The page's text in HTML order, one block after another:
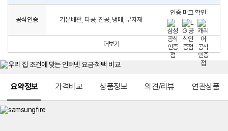
구
시
생
는
치
비
컨
설
공식인증 기본배관, 타공, 진공, 냉매, 부자재
인증 마크 확인
더보기
요약정보 가격비교 상품정보 의견/리뷰 연관상품